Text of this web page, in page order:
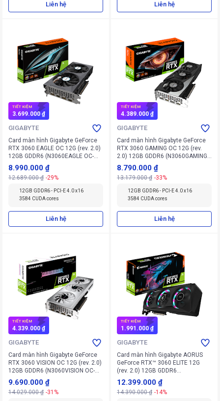
Liên hệ Liên hệ
TIẾT KIỆM
3.699.000 ₫
GIGABYTE
Card màn hình Gigabyte GeForce
RTX 3060 EAGLE OC 12G (rev. 2.0)
12GB GDDR6 (N3060EAGLE OC-
12GD V2)
8.990.000 ₫
12.689.000 ₫ -29%
12GB GDDR6 - PCI-E 4.0 x16
3584 CUDA cores
Liên hệ
TIẾT KIỆM
4.389.000 ₫
GIGABYTE
Card màn hình Gigabyte GeForce
RTX 3060 GAMING OC 12G (rev.
2.0) 12GB GDDR6 (N3060GAMING
OC-12GD V2)
8.790.000 ₫
13.179.000 ₫ -33%
12GB GDDR6 - PCI-E 4.0 x16
3584 CUDA cores
Liên hệ
TIẾT KIỆM
4.339.000 ₫
GIGABYTE
Card màn hình Gigabyte GeForce
RTX 3060 VISION OC 12G (rev. 2.0)
12GB GDDR6 (N3060VISION OC-
12GD V2)
9.690.000 ₫
14.029.000 ₫ -31%
TIẾT KIỆM
1.991.000 ₫
GIGABYTE
Card màn hình Gigabyte AORUS
GeForce RTX™ 3060 ELITE 12G
(rev. 2.0) 12GB GDDR6
(N3060AORUS E-12GD V2)
12.399.000 ₫
14.390.000 ₫ -14%